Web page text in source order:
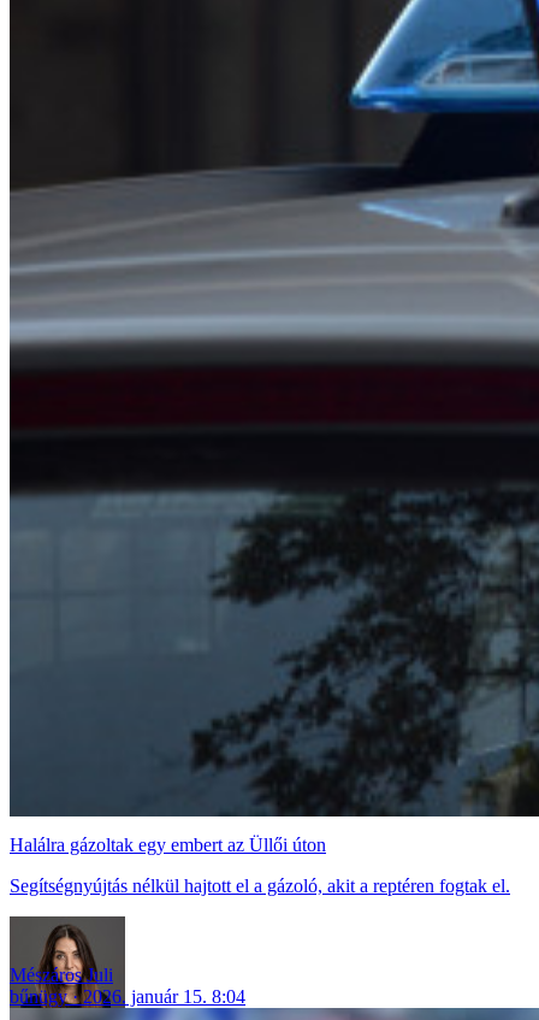
Halálra gázoltak egy embert az Üllői úton
Segítségnyújtás nélkül hajtott el a gázoló, akit a reptéren fogtak el.
Mészáros Juli
bűnügy
2026. január 15. 8:04